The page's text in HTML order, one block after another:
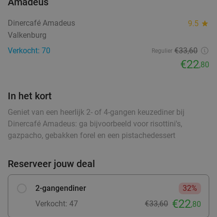
food
foodfood
food
food
Verkocht: 870
€12 ,50
32%
Lanaken 13 min.
Verkocht: 1.690 Regulier
50%
3-gangen keuzediner of brunch
Morgen Do
Vr
Dinercafé Amadeus 9.5 star
Valkenburg
Verkocht: 70
Regulier €33,60
€22,80
In het kort
Geniet van een heerlijk 2- of 4-gangen keuzediner bij
Dinercafé Amadeus: ga bijvoorbeeld voor risottini's,
gazpacho, gebakken forel en een pistachedessert
Reserveer jouw deal
2-gangendiner
32%
Verkocht: 47
€33,60 €22,80